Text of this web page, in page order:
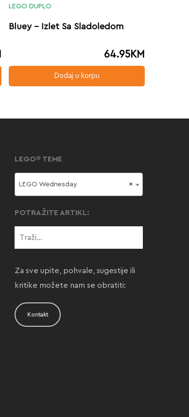
LEGO DUPLO
Bluey – Izlet Sa Sladoledom
64.95KM
Dodaj u korpu
LEGO® TEME
×
LEGO Wednesday
POTRAŽITE ARTIKL:
Za sve upite, pohvale, sugestije ili
kritike možete nam se obratiti:
Kontakt